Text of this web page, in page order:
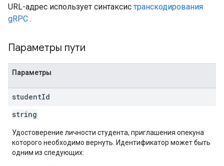
URL-адрес использует синтаксис транскодирования
gRPC .
Параметры пути
Параметры
studentId
string
Удостоверение личности студента, приглашения опекуна
которого необходимо вернуть. Идентификатор может быть
одним из следующих: